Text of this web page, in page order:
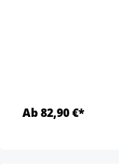
Ab 82,90 €*